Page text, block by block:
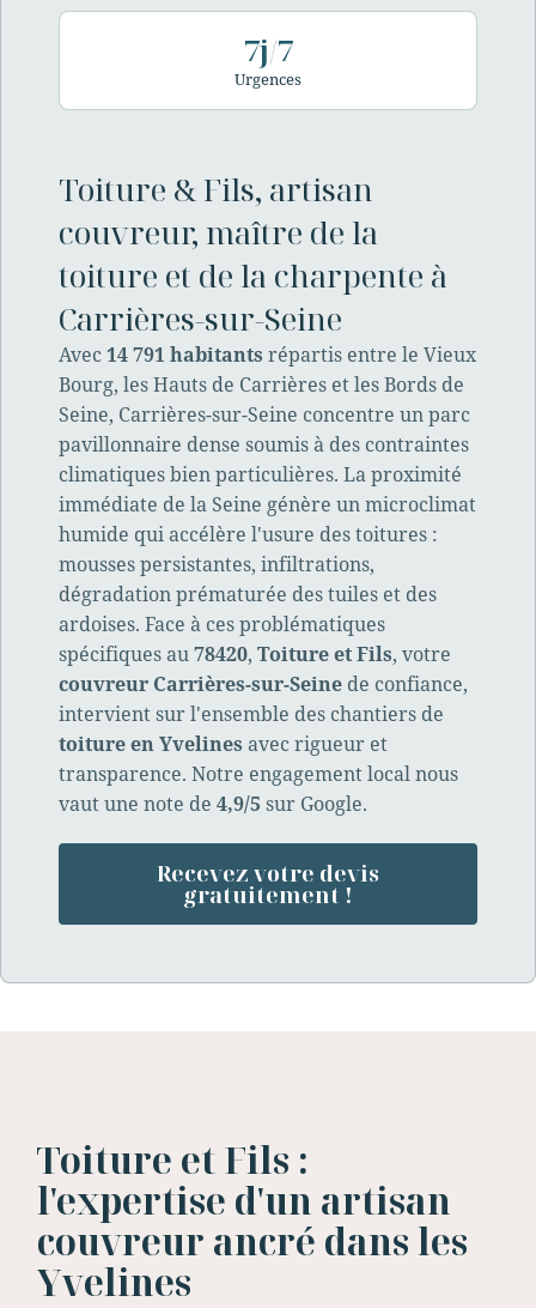
7j/7
Urgences
Toiture & Fils, artisan
couvreur, maître de la
toiture et de la charpente à
Carrières-sur-Seine
Avec14 791 habitants répartis entre le Vieux
Bourg, les Hauts de Carrières et les Bords de
Seine, Carrières-sur-Seine concentre un parc
pavillonnaire dense soumis à des contraintes
climatiques bien particulières. La proximité
immédiate de la Seine génère un microclimat
humide qui accélère l'usure des toitures :
mousses persistantes, infiltrations,
dégradation prématurée des tuiles et des
ardoises. Face à ces problématiques
spécifiques au78420, Toiture et Fils, votre
couvreur Carrières-sur-Seine de confiance,
intervient sur l'ensemble des chantiers de
toiture en Yvelines avec rigueur et
transparence. Notre engagement local nous
vaut une note de 4,9/5 sur Google.
Recevez votre devis
gratuitement !
Toiture et Fils :
l'expertise d'un artisan
couvreur ancré dans les
Yvelines